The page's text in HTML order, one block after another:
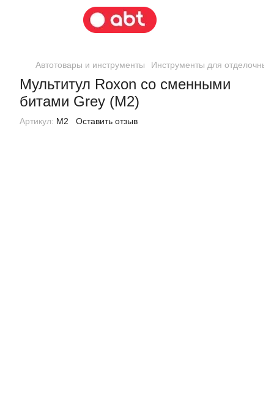
Автотовары и инструменты Инструменты для отделочных
Мультитул Roxon со сменными
битами Grey (M2)
Артикул: M2 Оставить отзыв